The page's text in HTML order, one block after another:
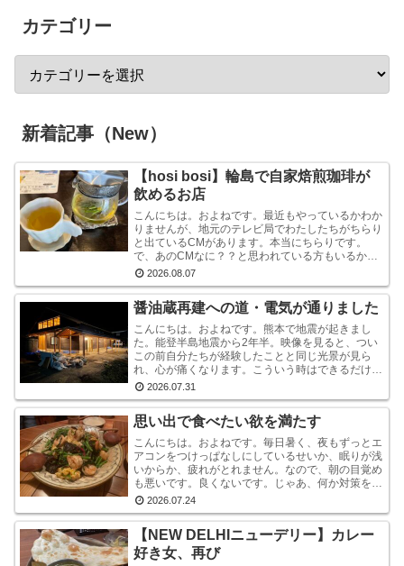
カテゴリー
新着記事（New）
【hosi bosi】輪島で自家焙煎珈琲が
飲めるお店
こんにちは。およねです。最近もやっているかわか
りませんが、地元のテレビ局でわたしたちがちらり
と出ているCMがあります。本当にちらりです。
で、あのCMなに？？と思われている方もいるかも
しれませんが、あれは『石川県信用保証協会』とい
2026.08.07
醤油蔵再建への道・電気が通りました
こんにちは。およねです。熊本で地震が起きまし
た。能登半島地震から2年半。映像を見ると、つい
この前自分たちが経験したことと同じ光景が見ら
れ、心が痛くなります。こういう時はできるだけ情
報から離れたほうがいいと言いますが・・・気にな
2026.07.31
思い出で食べたい欲を満たす
こんにちは。およねです。毎日暑く、夜もずっとエ
アコンをつけっぱなしにしているせいか、眠りが浅
いからか、疲れがとれません。なので、朝の目覚め
も悪いです。良くないです。じゃあ、何か対策をし
ているかと言われれば、何もしていません。いや、
2026.07.24
【NEW DELHIニューデリー】カレー
好き女、再び